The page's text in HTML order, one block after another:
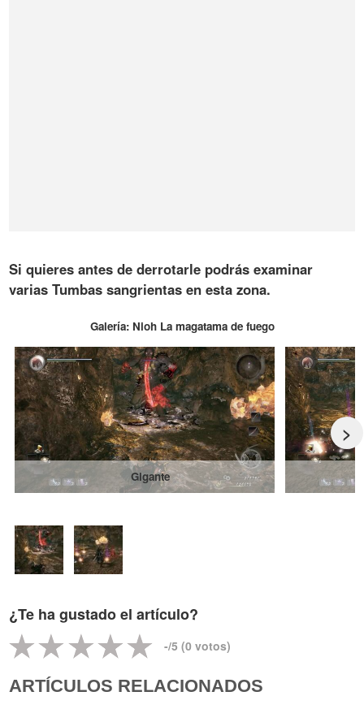
Si quieres antes de derrotarle podrás examinar
variasTumbas sangrientas en esta zona.
Galería: Nioh La magatama de fuego
>
Gigante
¿Te ha gustado el artículo?
-/5 (0 votos)
ARTÍCULOS RELACIONADOS